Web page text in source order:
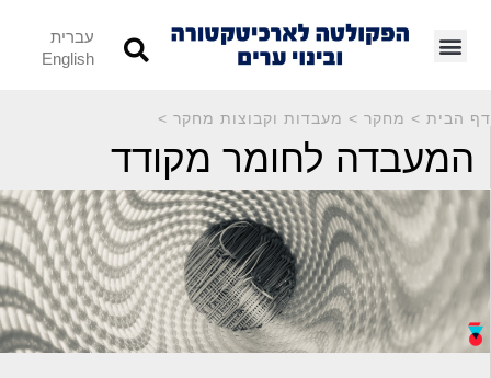
עברית
English
דף הבית > מחקר > מעבדות וקבוצות מחקר >
המעבדה לחומר מקודד